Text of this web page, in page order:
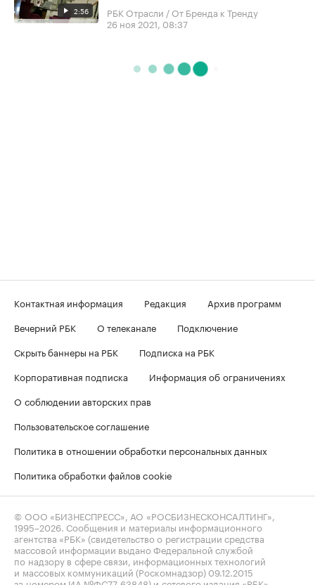
2:56
РБК Отрасли / От Бренда к Тренду
26 ноя 2021, 08:37
Контактная информация Редакция
Архив программ
Вечерний РБК
О телеканале
Подключение
Скрыть баннеры на РБК
Подписка на РБК
Корпоративная подписка
Информация об ограничениях
О соблюдении авторских прав
Пользовательское соглашение
Политика в отношении обработки персональных данных
Политика обработки файлов cookie
© ООО «БИЗНЕСПРЕСС», АО «РОСБИЗНЕСКОНСАЛТИНГ»,
1995–2026 . Сообщения и материалы информационного
агентства «РБК» (свидетельство о регистрации средства
массовой информации выдано Федеральной службой
по надзору в сфере связи, информационных технологий
и массовых коммуникаций (Роскомнадзор) 09.12.2015